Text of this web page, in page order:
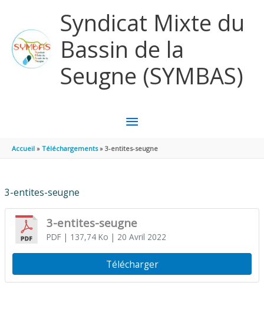
Syndicat Mixte du
Bassin de la
Seugne (SYMBAS)
MENU
PRINCIPAL
Accueil Téléchargements 3-entites-seugne
3-entites-seugne
3-entites-seugne
PDF| 137,74 Ko | 20 Avril 2022
Télécharger